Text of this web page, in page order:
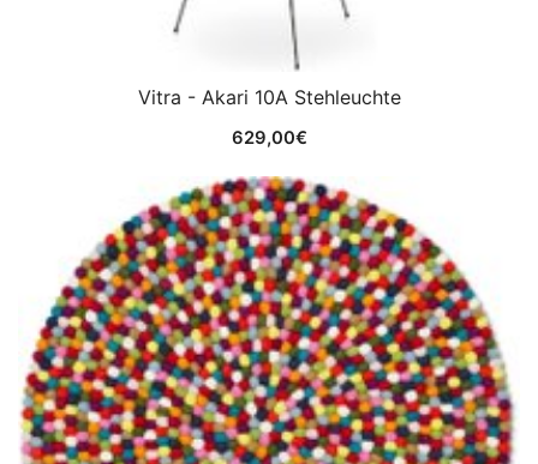
Vitra - Akari 10A Stehleuchte
629,00€